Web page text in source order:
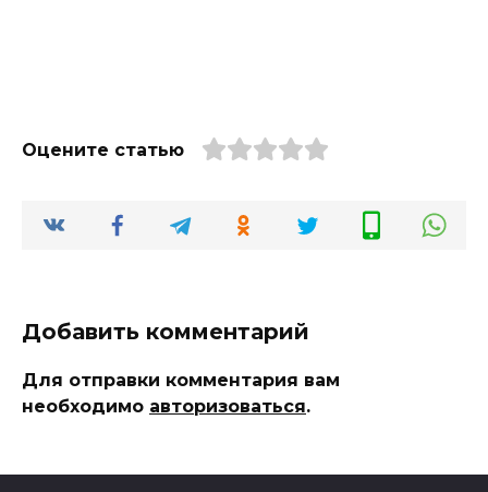
Оцените статью
Добавить комментарий
Для отправки комментария вам
необходимо авторизоваться.